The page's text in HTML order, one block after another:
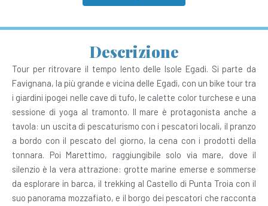
Descrizione
Tour per ritrovare il tempo lento delle Isole Egadi. Si parte da
Favignana, la più grande e vicina delle Egadi, con un bike tour tra
i giardini ipogei nelle cave di tufo, le calette color turchese e una
sessione di yoga al tramonto. Il mare è protagonista anche a
tavola: un uscita di pescaturismo con i pescatori locali, il pranzo
a bordo con il pescato del giorno, la cena con i prodotti della
tonnara. Poi Marettimo, raggiungibile solo via mare, dove il
silenzio è la vera attrazione: grotte marine emerse e sommerse
da esplorare in barca, il trekking al Castello di Punta Troia con il
suo panorama mozzafiato, e il borgo dei pescatori che racconta